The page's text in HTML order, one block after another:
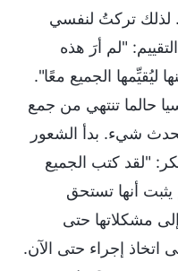
لذلك تركتُ لنفسي
"لم أرَ هذه
ليُقيِّمها الجميع معًا".
حالما تنتهي من جمع
شيء. بدأ الشعور
"لقد كتب الجميع
أنها تستحق
مشكلاتها حتى
اتخاذ إجراء حتى الآن.